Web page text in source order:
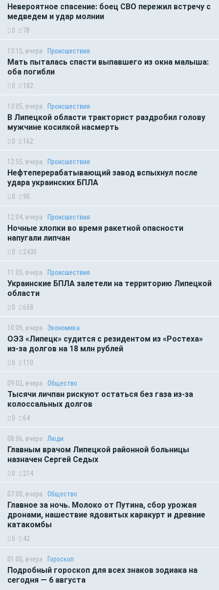
Невероятное спасение: боец СВО пережил встречу с
медведем и удар молнии
0 78
13:15, вчера Происшествия
Мать пыталась спасти выпавшего из окна малыша:
оба погибли
0 182
13:05, вчера Происшествия
В Липецкой области тракторист раздробил голову
мужчине косилкой насмерть
0 162
12:55, вчера Происшествия
Нефтеперерабатывающий завод вспыхнул после
удара украинских БПЛА
0 90
12:04, вчера Происшествия
Ночные хлопки во время ракетной опасности
напугали липчан
0 2430
11:05, вчера Происшествия
Украинские БПЛА залетели на территорию Липецкой
области
0 658
10:09, вчера Экономика
ОЭЗ «Липецк» судится с резидентом из «Ростеха»
из-за долгов на 18 млн рублей
0 110
09:02, вчера Общество
Тысячи личпан рискуют остаться без газа из-за
колоссальных долгов
0 64
08:06, вчера Люди
Главным врачом Липецкой районной больницы
назначен Сергей Седых
0 214
07:00, вчера Общество
Главное за ночь. Молоко от Путина, сбор урожая
дронами, нашествие ядовитых каракурт и древние
катакомбы
0 42
01:00, вчера Гороскоп
Подробный гороскоп для всех знаков зодиака на
сегодня — 6 августа